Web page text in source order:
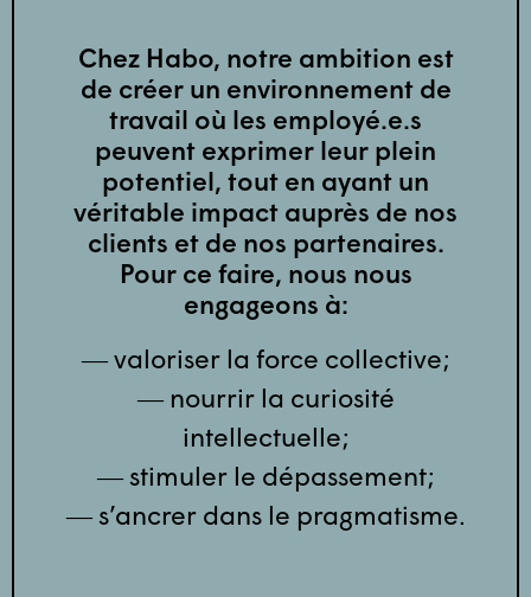
Chez Habo, notre ambition est
de créer un environnement de
travail où les employé.e.s
peuvent exprimer leur plein
potentiel, tout en ayant un
véritable impact auprès de nos
clients et de nos partenaires.
Pour ce faire, nous nous
engageons à:
― valoriser la force collective;
― nourrir la curiosité
intellectuelle;
― stimuler le dépassement;
― s’ancrer dans le pragmatisme.